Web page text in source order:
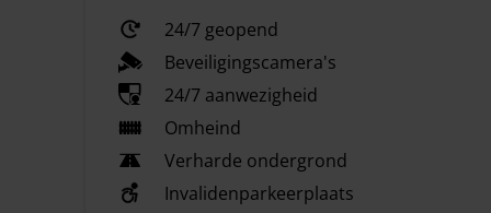
24/7 geopend
Beveiligingscamera's
24/7 aanwezigheid
Omheind
Verharde ondergrond
Invalidenparkeerplaats